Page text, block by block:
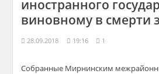
иностранного
виновному в смерти
28.09.2018 19:16 1
Собранные Мирнинским